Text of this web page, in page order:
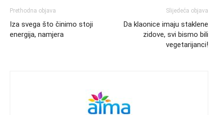
Prethodna objava
Iza svega što činimo stoji
energija, namjera
Slijedeća objava
Da klaonice imaju staklene
zidove, svi bismo bili
vegetarijanci!